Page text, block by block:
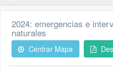
2024: emergencias e
naturales
Centrar Mapa